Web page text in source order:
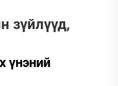
зүйлүүд,
үнэний